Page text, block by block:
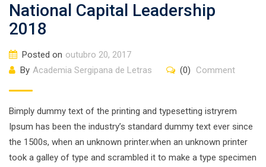
National Capital Leadership
2018
Posted on outubro 20, 2017
By Academia Sergipana de Letras (0) Comment
Bimply dummy text of the printing and typesetting istryrem
Ipsum has been the industry’s standard dummy text ever since
the 1500s, when an unknown printer.when an unknown printer
took a galley of type and scrambled it to make a type specimen